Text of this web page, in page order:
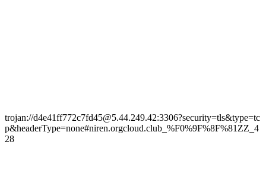
trojan://d4e41ff772c7fd45@5.44.249.42:3306?security=tls&type=tc
p&headerType=none#niren.orgcloud.club_%F0%9F%8F%81ZZ_4
28